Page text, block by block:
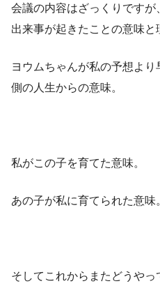
会議の内容はざっくりです
出来事が起きたことの意味と
ヨウムちゃんが私の予想よ
側の人生からの意味。
私がこの子を育てた意味。
あの子が私に育てられた意味
そしてこれからまたどうや